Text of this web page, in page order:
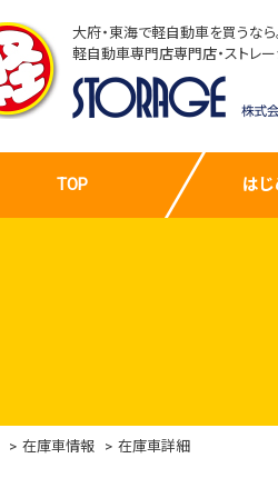
大府・東海で軽自動車を買うなら
軽自動車専門店専門店・ストレ
TOP は
在庫車情報 在庫車詳細